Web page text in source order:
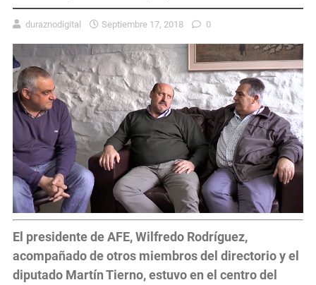
duraznodigital Septiembre 17, 2018 0
El presidente de AFE, Wilfredo Rodríguez,
acompañado de otros miembros del directorio y el
diputado Martín Tierno, estuvo en el centro del